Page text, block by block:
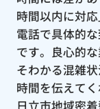
時間以内に対応
電話で具体的
です。良心的
そわかる混雑
時間を伝えてく
日立市地域密